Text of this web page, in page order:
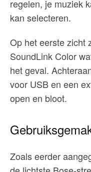
regelen, je muziek
kan selecteren.
Op het eerste zicht
SoundLink Color
het geval.
voor USB en een
open en bloot.
Zoals eerder